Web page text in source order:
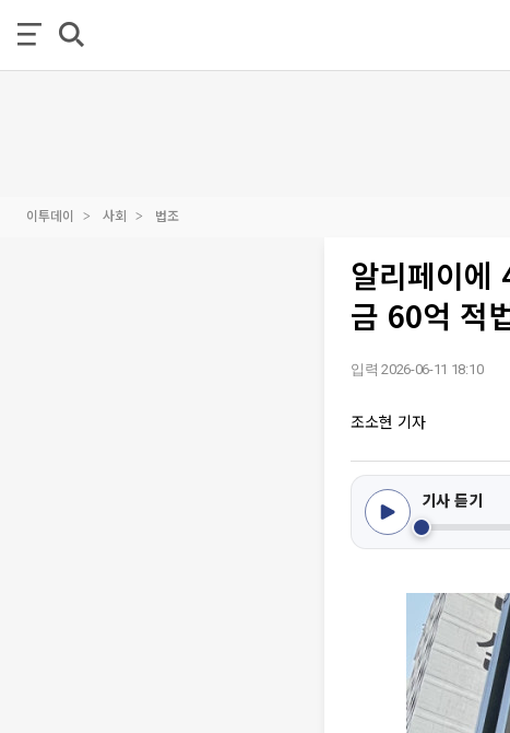
이투데이 사회 법조
알리페이에
금 60억 적
입력 2026-06-11 18:10
조소현 기자
기사 듣기